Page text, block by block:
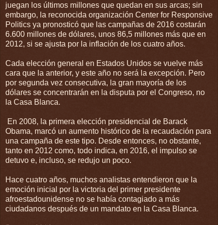
juegan los últimos millones que quedan en sus arcas; sin
embargo, la reconocida organización Center for Responsive
Politics ya pronosticó que las campañas de 2016 costarán
6.600 millones de dólares, unos 86,5 millones más que en
2012, si se ajusta por la inflación de los cuatro años.
Cada elección general en Estados Unidos se vuelve más
cara que la anterior, y este año no será la excepción. Pero
por segunda vez consecutiva, la gran mayoría de los
dólares se concentrarán en la disputa por el Congreso, no
la Casa Blanca.
En 2008, la primera elección presidencial de Barack
Obama, marcó un aumento histórico de la recaudación para
una campaña de este tipo. Desde entonces, no obstante,
tanto en 2012 como, todo indica, en 2016, el impulso se
detuvo e, incluso, se redujo un poco.
Hace cuatro años, muchos analistas entendieron que la
emoción inicial por la victoria del primer presidente
afroestadounidense no se había contagiado a más
ciudadanos después de un mandato en la Casa Blanca.